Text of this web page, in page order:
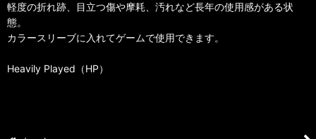
軽度の折れ跡、目立つ傷や摩耗、汚れなど長年の使用感がある状
態。
カラースリーブに入れてゲームで使用できます。
Heavily Played（HP）